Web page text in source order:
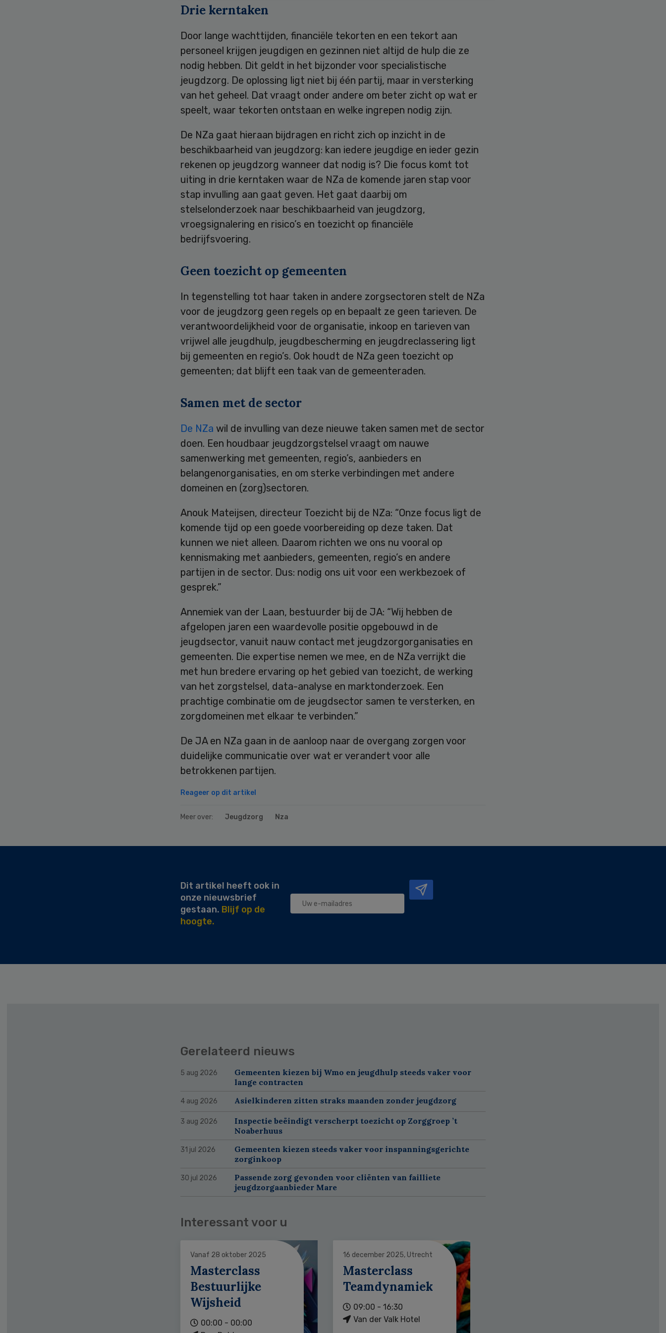
Drie kerntaken
Door lange wachttijden, financiële tekorten en een tekort aan
personeel krijgen jeugdigen en gezinnen niet altijd de hulp die ze
nodig hebben. Dit geldt in het bijzonder voor specialistische
jeugdzorg. De oplossing ligt niet bij één partij, maar in versterking
van het geheel. Dat vraagt onder andere om beter zicht op wat er
speelt, waar tekorten ontstaan en welke ingrepen nodig zijn.
De NZa gaat hieraan bijdragen en richt zich op inzicht in de
beschikbaarheid van jeugdzorg: kan iedere jeugdige en ieder gezin
rekenen op jeugdzorg wanneer dat nodig is? Die focus komt tot
uiting in drie kerntaken waar de NZa de komende jaren stap voor
stap invulling aan gaat geven. Het gaat daarbij om
stelselonderzoek naar beschikbaarheid van jeugdzorg,
vroegsignalering en risico’s en toezicht op financiële
bedrijfsvoering.
Geen toezicht op gemeenten
In tegenstelling tot haar taken in andere zorgsectoren stelt de NZa
voor de jeugdzorg geen regels op en bepaalt ze geen tarieven. De
verantwoordelijkheid voor de organisatie, inkoop en tarieven van
vrijwel alle jeugdhulp, jeugdbescherming en jeugdreclassering ligt
bij gemeenten en regio’s. Ook houdt de NZa geen toezicht op
gemeenten; dat blijft een taak van de gemeenteraden.
Samen met de sector
De NZa wil de invulling van deze nieuwe taken samen met de sector
doen. Een houdbaar jeugdzorgstelsel vraagt om nauwe
samenwerking met gemeenten, regio’s, aanbieders en
belangenorganisaties, en om sterke verbindingen met andere
domeinen en (zorg)sectoren.
Anouk Mateijsen, directeur Toezicht bij de NZa: “Onze focus ligt de
komende tijd op een goede voorbereiding op deze taken. Dat
kunnen we niet alleen. Daarom richten we ons nu vooral op
kennismaking met aanbieders, gemeenten, regio’s en andere
partijen in de sector. Dus: nodig ons uit voor een werkbezoek of
gesprek.”
Annemiek van der Laan, bestuurder bij de JA: “Wij hebben de
afgelopen jaren een waardevolle positie opgebouwd in de
jeugdsector, vanuit nauw contact met jeugdzorgorganisaties en
gemeenten. Die expertise nemen we mee, en de NZa verrijkt die
met hun bredere ervaring op het gebied van toezicht, de werking
van het zorgstelsel, data-analyse en marktonderzoek. Een
prachtige combinatie om de jeugdsector samen te versterken, en
zorgdomeinen met elkaar te verbinden.”
De JA en NZa gaan in de aanloop naar de overgang zorgen voor
duidelijke communicatie over wat er verandert voor alle
betrokkenen partijen.
Reageer op dit artikel
Meer over: Jeugdzorg Nza
Secondary
Dit artikel heeft ook in
onze nieuwsbrief
gestaan. Blijf op de
hoogte.
Gerelateerd nieuws
5 aug 2026
Gemeenten kiezen bij Wmo en jeugdhulp steeds vaker voor
lange contracten
4 aug 2026 Asielkinderen zitten straks maanden zonder jeugdzorg
3 aug 2026
Inspectie beëindigt verscherpt toezicht op Zorggroep ’t
Noaberhuus
31 jul 2026
Gemeenten kiezen steeds vaker voor inspanningsgerichte
zorginkoop
30 jul 2026
Passende zorg gevonden voor cliënten van failliete
jeugdzorgaanbieder Mare
Interessant voor u
Vanaf 28 oktober 2025
Masterclass
Bestuurlijke
Wijsheid
00:00 - 00:00
16 december 2025, Utrecht
Masterclass
Teamdynamiek
09:00 - 16:30
Van der Valk Hotel